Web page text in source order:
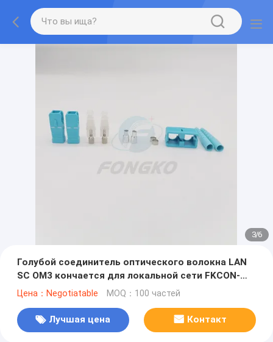
3/6
Голубой соединитель оптического волокна LAN
SC OM3 кончается для локальной сети FKCON-
041
Цена：Negotiatable MOQ：100 частей
Лучшая цена Контакт